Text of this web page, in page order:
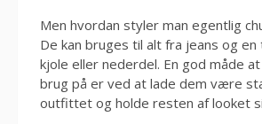
Men hvordan styler man egentlig
De kan bruges til alt fra jeans og
kjole eller nederdel. En god måde
brug på er ved at lade dem være
outfittet og holde resten af looket